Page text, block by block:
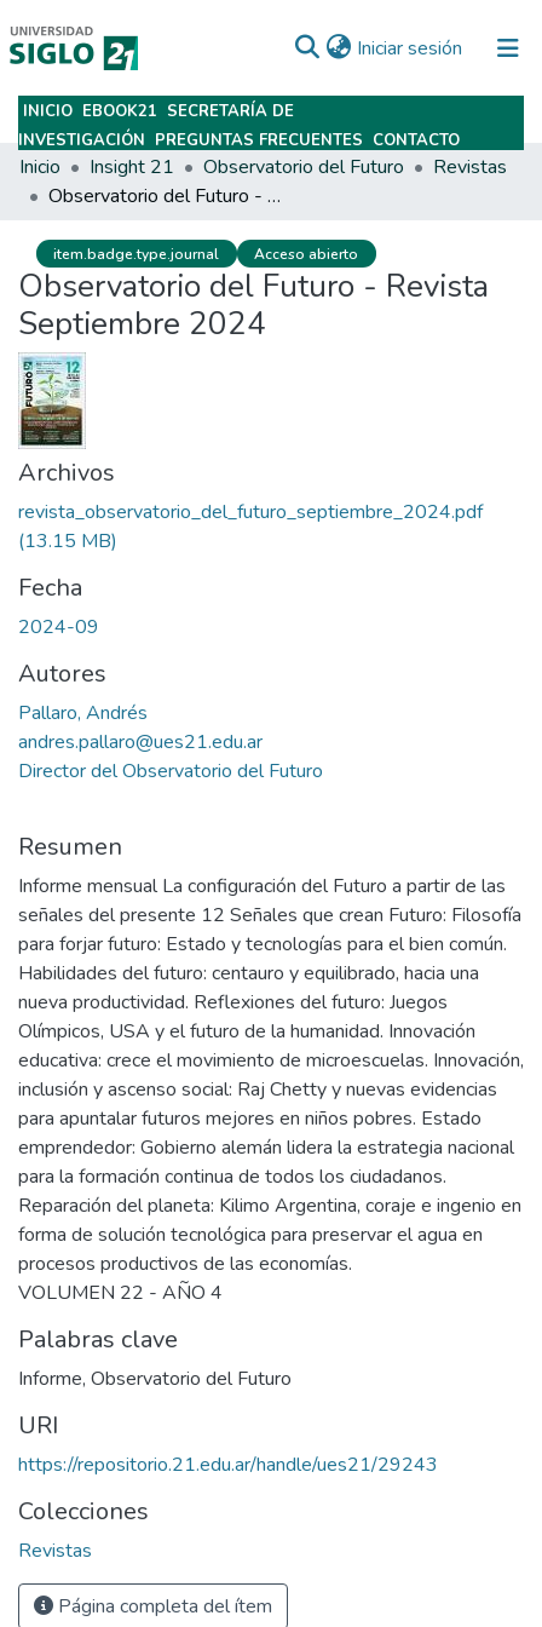
Iniciar sesión (current)
Subir
INICIO EBOOK21 SECRETARÍA DE
INVESTIGACIÓN PREGUNTAS FRECUENTES CONTACTO
Inicio Insight 21 Observatorio del Futuro
Revistas
Observatorio del Futuro - Revista Septiembre 2024
item.badge.type.journal Acceso abierto
Observatorio del Futuro - Revista
Septiembre 2024
Archivos
revista_observatorio_del_futuro_septiembre_2024.pdf
(13.15 MB)
Fecha
2024-09
Autores
Pallaro, Andrés
andres.pallaro@ues21.edu.ar
Director del Observatorio del Futuro
Resumen
Informe mensual La configuración del Futuro a partir de las
señales del presente 12 Señales que crean Futuro: Filosofía
para forjar futuro: Estado y tecnologías para el bien común.
Habilidades del futuro: centauro y equilibrado, hacia una
nueva productividad. Reflexiones del futuro: Juegos
Olímpicos, USA y el futuro de la humanidad. Innovación
educativa: crece el movimiento de microescuelas. Innovación,
inclusión y ascenso social: Raj Chetty y nuevas evidencias
para apuntalar futuros mejores en niños pobres. Estado
emprendedor: Gobierno alemán lidera la estrategia nacional
para la formación continua de todos los ciudadanos.
Reparación del planeta: Kilimo Argentina, coraje e ingenio en
forma de solución tecnológica para preservar el agua en
procesos productivos de las economías.
VOLUMEN 22 - AÑO 4
Palabras clave
Informe, Observatorio del Futuro
URI
https://repositorio.21.edu.ar/handle/ues21/29243
Colecciones
Revistas
Página completa del ítem